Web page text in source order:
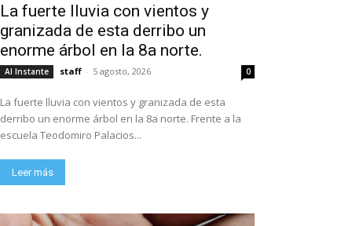
La fuerte lluvia con vientos y
granizada de esta derribo un
enorme árbol en la 8a norte.
Al Instante staff - 5 agosto, 2026 0
La fuerte lluvia con vientos y granizada de esta
derribo un enorme árbol en la 8a norte. Frente a la
escuela Teodomiro Palacios...
Leer más